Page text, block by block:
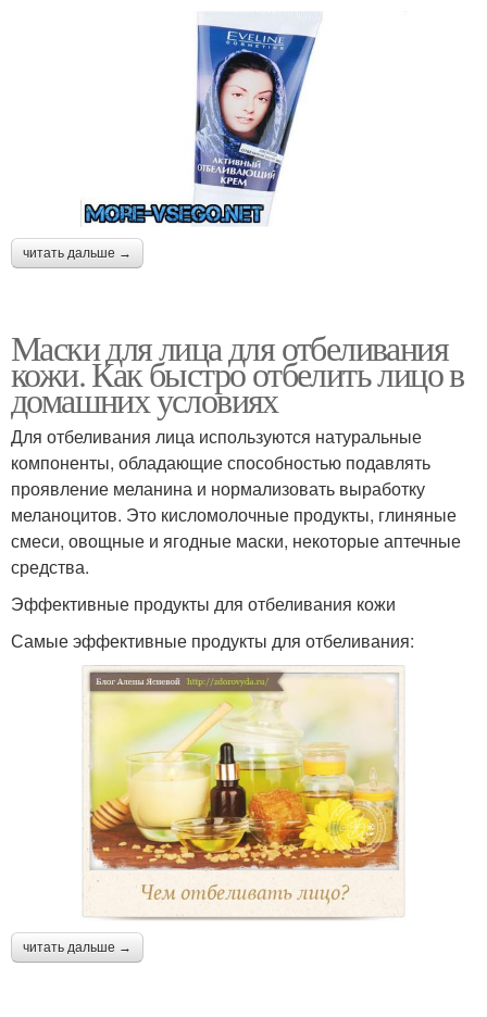
читать дальше →
Маски для лица для отбеливания
кожи. Как быстро отбелить лицо в
домашних условиях
Для отбеливания лица используются натуральные
компоненты, обладающие способностью подавлять
проявление меланина и нормализовать выработку
меланоцитов. Это кисломолочные продукты, глиняные
смеси, овощные и ягодные маски, некоторые аптечные
средства.
Эффективные продукты для отбеливания кожи
Самые эффективные продукты для отбеливания:
читать дальше →